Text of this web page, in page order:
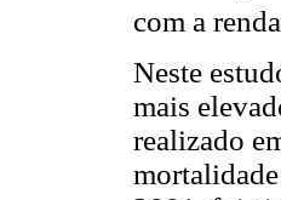
com a
Neste
mais
realizado